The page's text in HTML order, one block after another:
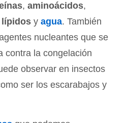
, aminoácidos,
lípidos y agua. También
nucleantes que se
contra la congelación
observar en insectos
ser los escarabajos y